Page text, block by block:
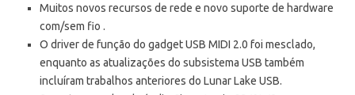
Muitos novos recursos de rede e novo suporte de hardware
com/sem fio .
O driver de função do gadget USB MIDI 2.0 foi mesclado,
enquanto as atualizações do subsistema USB também
incluíram trabalhos anteriores do Lunar Lake USB.